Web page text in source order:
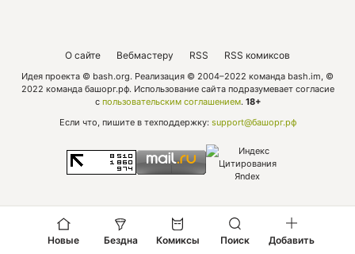
О сайте Вебмастеру RSS RSS комиксов
Идея проекта © bash.org. Реализация © 2004–2022 команда bash.im, ©
2022 команда башорг.рф. Использование сайта подразумевает согласие
с пользовательским соглашением. 18+
Если что, пишите в техподдержку: support@башорг.рф
Новые Бездна Комиксы Поиск Добавить